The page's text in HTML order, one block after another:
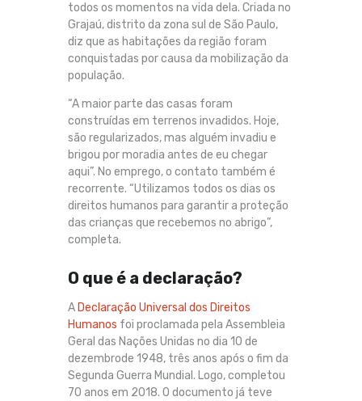
todos os momentos na vida dela. Criada no
Grajaú, distrito da zona sul de São Paulo,
diz que as habitações da região foram
conquistadas por causa da mobilização da
população.
“A maior parte das casas foram
construídas em terrenos invadidos. Hoje,
são regularizados, mas alguém invadiu e
brigou por moradia antes de eu chegar
aqui”. No emprego, o contato também é
recorrente. “Utilizamos todos os dias os
direitos humanos para garantir a proteção
das crianças que recebemos no abrigo”,
completa.
O que é a declaração?
A Declaração Universal dos Direitos
Humanos foi proclamada pela Assembleia
Geral das Nações Unidas no dia 10 de
dezembrode 1948, três anos após o fim da
Segunda Guerra Mundial. Logo, completou
70 anos em 2018. O documento já teve